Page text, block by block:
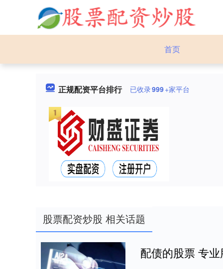
首页
正规配资平台排行 已收录999+家平台
股票配资炒股 相关话题
配债的股票 专